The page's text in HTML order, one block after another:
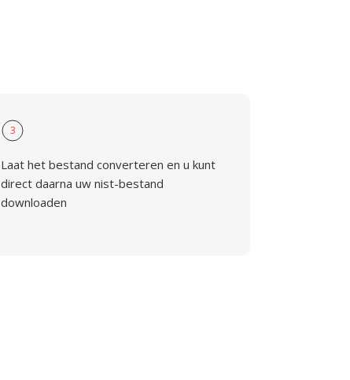
3
Laat het bestand converteren en u kunt
direct daarna uw nist-bestand
downloaden